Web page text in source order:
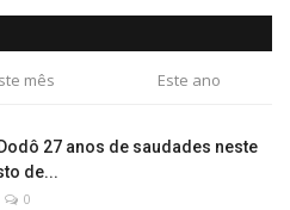
mês Este ano
27 anos de saudades neste
de...
0